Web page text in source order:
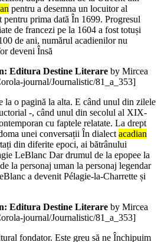
pentru a desemna un locuitor al
prima dată În 1699. Progresul
de francezi pe la 1604 a fost totuși
de ani, numărul acadienilor nu
deveni Însă
Editura Destine Literare by Mircea
journal/Journalistic/81_a_353]
la o pagină la alta. E când unul din zilele
-, când unul din secolul al XIX-
cu faptele relatate. La drept
unei conversații În dialectacadian
din diferite epoci, ai bătrânului
LeBlanc Dar drumul de la epopee la
la personaj uman la personaj legendar
a devenit Pélagie-la-Charrette și
Editura Destine Literare by Mircea
journal/Journalistic/81_a_353]
fondator. Este greu să ne Închipuim